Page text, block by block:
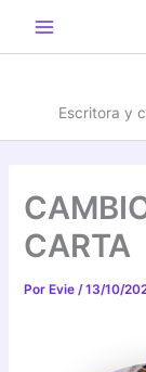
Main
Menu
Escritora y
CARTA
PorEvie /13/10/